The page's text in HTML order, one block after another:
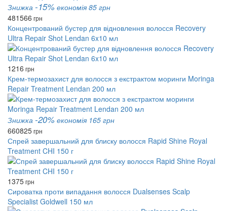
Знижка -15% економія 85 грн
481566 грн
Концентрований бустер для відновлення волосся Recovery
Ultra Repair Shot Lendan 6x10 мл
1216 грн
Крем-термозахист для волосся з екстрактом моринги Moringa
Repair Treatment Lendan 200 мл
Знижка -20% економія 165 грн
660825грн
Спрей завершальний для блиску волосся Rapid Shine Royal
Treatment CHI 150 г
1375грн
Сироватка проти випадання волосся Dualsenses Scalp
Specialist Goldwell 150 мл